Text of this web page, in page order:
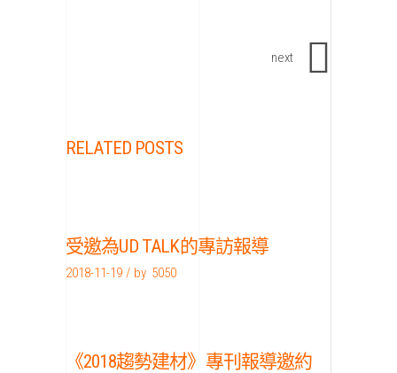
next
RELATED POSTS
受邀為UD TALK的專訪報導
2018-11-19 by 5050
《2018趨勢建材》專刊報導邀約